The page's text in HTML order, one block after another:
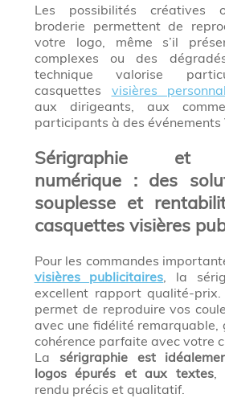
Les possibilités créatives
broderie permettent de
votre logo, même s’il
complexes ou des
technique valorise
casquettes visières
aux dirigeants, aux
participants à des événements
Sérigraphie et
numérique : des
souplesse et
casquettes visières
Pour les commandes
visières publicitaires , la
excellent rapport qualité-prix.
permet de reproduire vos
avec une fidélité remarquable,
cohérence parfaite avec votre
La sérigraphie est
logos épurés et aux textes
rendu précis et qualitatif.